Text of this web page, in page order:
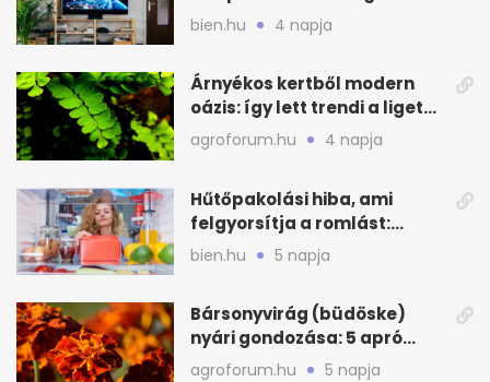
lakást
bien.hu 4 napja
Árnyékos kertből modern
oázis: így lett trendi a ligetes
zöld
agroforum.hu 4 napja
Hűtőpakolási hiba, ami
felgyorsítja a romlást:
zónákra figyelj
bien.hu 5 napja
Bársonyvirág (büdöske)
nyári gondozása: 5 apró
lépés a dús virágzásért
agroforum.hu 5 napja